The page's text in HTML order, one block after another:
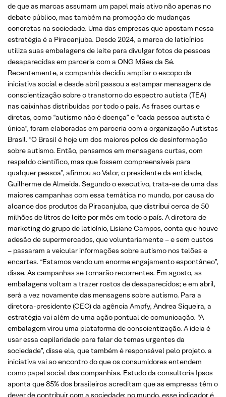
de que as marcas assumam um papel mais ativo não apenas no
debate público, mas também na promoção de mudanças
concretas na sociedade. Uma das empresas que apostam nessa
estratégia é a Piracanjuba. Desde 2024, a marca de laticínios
utiliza suas embalagens de leite para divulgar fotos de pessoas
desaparecidas em parceria com a ONG Mães da Sé.
Recentemente, a companhia decidiu ampliar o escopo da
iniciativa social e desde abril passou a estampar mensagens de
conscientização sobre o transtorno do espectro autista (TEA)
nas caixinhas distribuídas por todo o país. As frases curtas e
diretas, como “autismo não é doença” e “cada pessoa autista é
única”, foram elaboradas em parceria com a organização Autistas
Brasil. “O Brasil é hoje um dos maiores polos de desinformação
sobre autismo. Então, pensamos em mensagens curtas, com
respaldo científico, mas que fossem compreensíveis para
qualquer pessoa”, afirmou ao Valor, o presidente da entidade,
Guilherme de Almeida. Segundo o executivo, trata-se de uma das
maiores campanhas com essa temática no mundo, por causa do
alcance dos produtos da Piracanjuba, que distribui cerca de 50
milhões de litros de leite por mês em todo o país. A diretora de
marketing do grupo de laticínio, Lisiane Campos, conta que houve
adesão de supermercados, que voluntariamente – e sem custos
– passaram a veicular informações sobre autismo nos telões e
encartes. “Estamos vendo um enorme engajamento espontâneo”,
disse. As campanhas se tornarão recorrentes. Em agosto, as
embalagens voltam a trazer rostos de desaparecidos; e em abril,
será a vez novamente das mensagens sobre autismo. Para a
diretora-presidente (CEO) da agência Ampfy, Andrea Siqueira, a
estratégia vai além de uma ação pontual de comunicação. “A
embalagem virou uma plataforma de conscientização. A ideia é
usar essa capilaridade para falar de temas urgentes da
sociedade”, disse ela, que também é responsável pelo projeto. a
iniciativa vai ao encontro do que os consumidores entendem
como papel social das companhias. Estudo da consultoria Ipsos
aponta que 85% dos brasileiros acreditam que as empresas têm o
dever de contribuir com a sociedade; no mundo, esse indicador é